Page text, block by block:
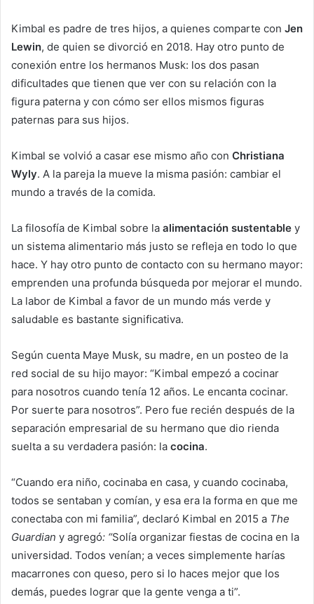
Kimbal es padre de tres hijos, a quienes comparte con Jen
Lewin, de quien se divorció en 2018. Hay otro punto de
conexión entre los hermanos Musk: los dos pasan
dificultades que tienen que ver con su relación con la
figura paterna y con cómo ser ellos mismos figuras
paternas para sus hijos.
Kimbal se volvió a casar ese mismo año con Christiana
Wyly. A la pareja la mueve la misma pasión: cambiar el
mundo a través de la comida.
La filosofía de Kimbal sobre la alimentación sustentable y
un sistema alimentario más justo se refleja en todo lo que
hace. Y hay otro punto de contacto con su hermano mayor:
emprenden una profunda búsqueda por mejorar el mundo.
La labor de Kimbal a favor de un mundo más verde y
saludable es bastante significativa.
Según cuenta Maye Musk, su madre, en un posteo de la
red social de su hijo mayor: “Kimbal empezó a cocinar
para nosotros cuando tenía 12 años. Le encanta cocinar.
Por suerte para nosotros”. Pero fue recién después de la
separación empresarial de su hermano que dio rienda
suelta a su verdadera pasión: la cocina.
“Cuando era niño, cocinaba en casa, y cuando cocinaba,
todos se sentaban y comían, y esa era la forma en que me
conectaba con mi familia”, declaró Kimbal en 2015 a The
Guardian y agregó: “Solía organizar fiestas de cocina en la
universidad. Todos venían; a veces simplemente harías
macarrones con queso, pero si lo haces mejor que los
demás, puedes lograr que la gente venga a ti”.